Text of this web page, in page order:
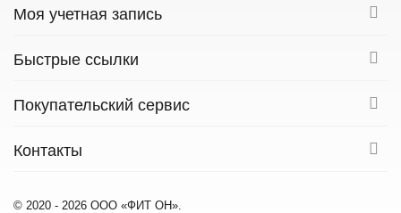
Моя учетная запись
Быстрые ссылки
Покупательский сервис
Контакты
© 2020 - 2026 ООО «ФИТ ОН».